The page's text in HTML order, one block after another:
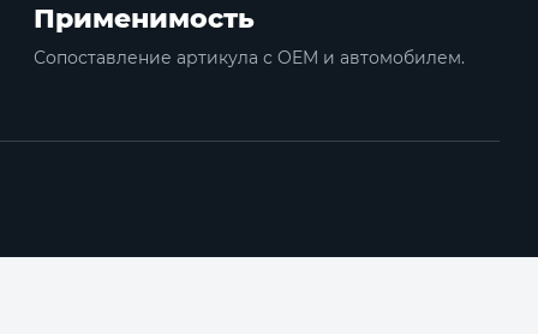
Применимость
Сопоставление артикула с OEM и автомобилем.